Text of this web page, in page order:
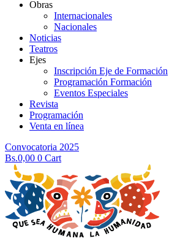
Obras
Internacionales
Nacionales
Noticias
Teatros
Ejes
Inscripción Eje de Formación
Programación Formación
Eventos Especiales
Revista
Programación
Venta en línea
Convocatoria 2025
Bs.0,00 0 Cart